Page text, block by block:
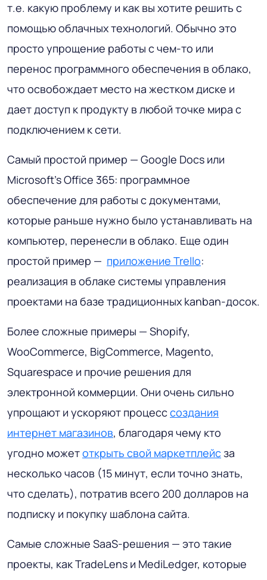
т.е. какую проблему и как вы хотите решить с
помощью облачных технологий. Обычно это
просто упрощение работы с чем-то или
перенос программного обеспечения в облако,
что освобождает место на жестком диске и
дает доступ к продукту в любой точке мира с
подключением к сети.
Самый простой пример — Google Docs или
Microsoft's Office 365: программное
обеспечение для работы с документами,
которые раньше нужно было устанавливать на
компьютер, перенесли в облако. Еще один
простой пример — приложение Trello:
реализация в облаке системы управления
проектами на базе традиционных kanban-досок.
Более сложные примеры — Shopify,
WooCommerce, BigCommerce, Magento,
Squarespace и прочие решения для
электронной коммерции. Они очень сильно
упрощают и ускоряют процесссоздания
интернет магазинов, благодаря чему кто
угодно можетоткрыть свой маркетплейсза
несколько часов (15 минут, если точно знать,
что сделать), потратив всего 200 долларов на
подписку и покупку шаблона сайта.
Самые сложные SaaS-решения — это такие
проекты, как TradeLens и MediLedger, которые